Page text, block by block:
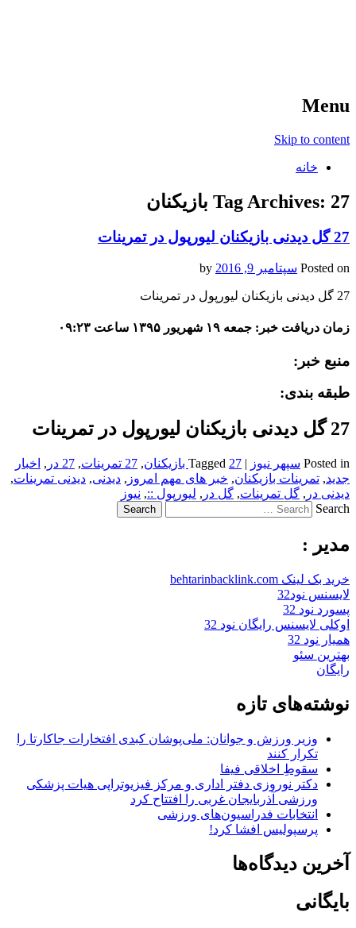
Menu
Skip to content
خانه
Tag Archives: 27 بازیکنان
27 گل دیدنی بازیکنان لیورپول در تمرینات
Posted on سپتامبر 9, 2016
27 گل دیدنی بازیکنان لیورپول در تمرینات
زمان دریافت خبر: جمعه ۱۹ شهریور ۱۳۹۵ ساعت ۰۹:۲۳
منبع خبر:
طبقه بندی:
27 گل دیدنی بازیکنان لیورپول در تمرینات
Posted in سپهر نیوز |
Tagged 27 بازیکنان , 27 تمرینات , 27 در , اخبار
جدید, تمرینات بازیکنان, خبر های مهم امروز , دیدنی, دیدنی تمرینات,
دیدنی در , گل تمرینات, گل در , لیورپول ::, نیوز
Search
مدیر :
خرید بک لینک behtarinbacklink.com
لایسنس نود32
پسورد نود 32
اوکلی لایسنس رایگان نود 32
همیار نود 32
بهترین سئو
رایگان
نوشته‌های تازه
وزیر ورزش و جوانان: ملی‌پوشان کبدی افتخارات جاکارتا را
تکرار کنند
سقوطِ اخلاقی فیفا
دکتر نوروزی دفتر اداری و مرکز فیزیوتراپی هیات پزشکی
ورزشی آذربایجان غربی را افتتاح کرد
انتخابات فدراسیون‌های ورزشی
پرسپولیس افشا کرد!
آخرین دیدگاه‌ها
بایگانی